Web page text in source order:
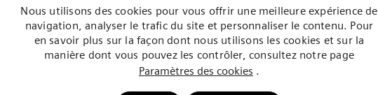
Nous utilisons des cookies pour vous offrir une meilleure expérience de
navigation, analyser le trafic du site et personnaliser le contenu. Pour
en savoir plus sur la façon dont nous utilisons les cookies et sur la
manière dont vous pouvez les contrôler, consultez notre page
Paramètres des cookies .
vous et que vous construirez des réseaux durables.